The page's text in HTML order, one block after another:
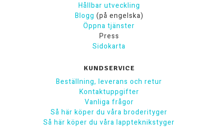
Hållbar utveckling
Blogg (på engelska)
Öppna tjänster
Press
Sidokarta
KUNDSERVICE
Beställning, leverans och retur
Kontaktuppgifter
Vanliga frågor
Så här köper du våra broderityger
Så här köper du våra lappteknikstyger